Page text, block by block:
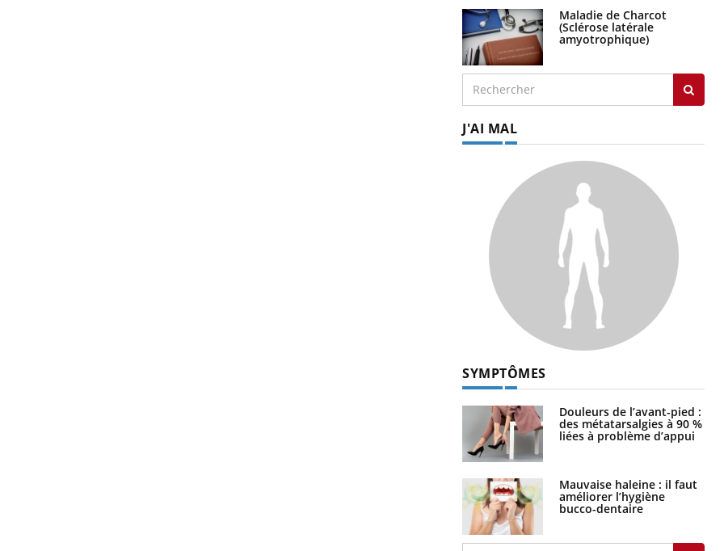
Maladie de Charcot
(Sclérose latérale
amyotrophique)
J'AI MAL
SYMPTÔMES
Douleurs de l’avant-pied :
des métatarsalgies à 90 %
liées à problème d’appui
Mauvaise haleine : il faut
améliorer l’hygiène
bucco-dentaire